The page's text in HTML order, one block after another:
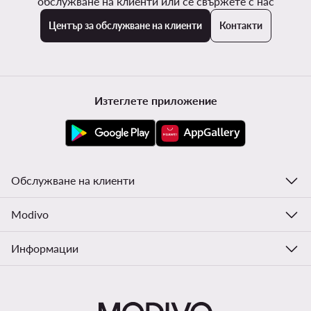
Център за обслужване на клиенти Контакти
Изтеглете приложение
Обслужване на клиенти
Modivo
Информации